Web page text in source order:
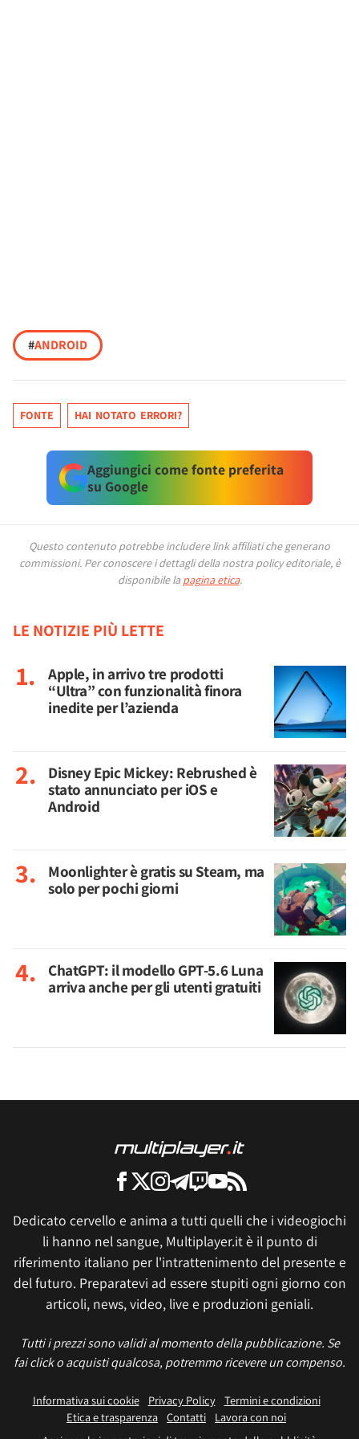
#ANDROID
FONTE HAI NOTATO ERRORI?
Aggiungici come fonte preferita
su Google
Questo contenuto potrebbe includere link affiliati che generano
commissioni. Per conoscere i dettagli della nostra policy editoriale, è
disponibile la pagina etica.
LE NOTIZIE PIÙ LETTE
Apple, in arrivo tre prodotti
“Ultra” con funzionalità finora
inedite per l’azienda
Disney Epic Mickey: Rebrushed è
stato annunciato per iOS e
Android
Moonlighter è gratis su Steam, ma
solo per pochi giorni
ChatGPT: il modello GPT-5.6 Luna
arriva anche per gli utenti gratuiti
Dedicato cervello e anima a tutti quelli che i videogiochi
li hanno nel sangue, Multiplayer.it è il punto di
riferimento italiano per l'intrattenimento del presente e
del futuro. Preparatevi ad essere stupiti ogni giorno con
articoli, news, video, live e produzioni geniali.
Tutti i prezzi sono validi al momento della pubblicazione. Se
fai click o acquisti qualcosa, potremmo ricevere un compenso.
Informativa sui cookie Privacy Policy
Termini e condizioni
Etica e trasparenza Contatti
Lavora con noi